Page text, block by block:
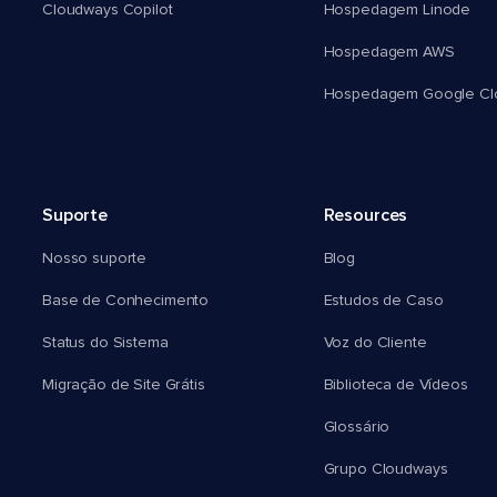
Cloudways Copilot Hospedagem Linode
Hospedagem AWS
Hospedagem Google
Suporte
Nosso suporte
Base de Conhecimento
Status do Sistema
Migração de Site Grátis
Resources
Blog
Estudos de Caso
Voz do Cliente
Biblioteca de Vídeos
Glossário
Grupo Cloudways